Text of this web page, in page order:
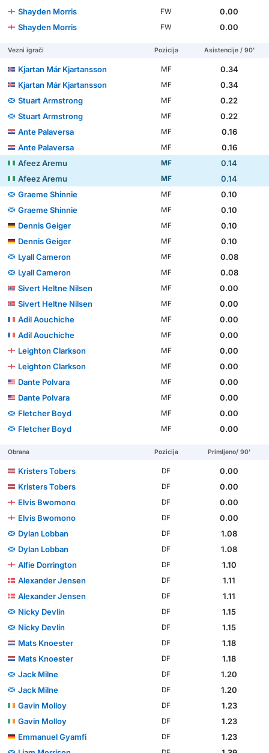
Shayden Morris
FW
0.00
Shayden Morris
FW 0.00
Vezni igrači Pozicija Asistencije / 90'
Kjartan Már Kjartansson MF
0.34
Kjartan Már Kjartansson
MF
0.34
Stuart Armstrong
MF
0.22
Stuart Armstrong
MF
0.22
Ante Palaversa
MF
0.16
Ante Palaversa
MF
0.16
Afeez Aremu
MF
0.14
Afeez Aremu
MF
0.14
Graeme Shinnie
MF
0.10
Graeme Shinnie
MF
0.10
Dennis Geiger
MF
0.10
Dennis Geiger
MF
0.10
Lyall Cameron
MF
0.08
Lyall Cameron
MF
0.08
Sivert Heltne Nilsen
MF
0.00
Sivert Heltne Nilsen
MF
0.00
Adil Aouchiche
MF
0.00
Adil Aouchiche
MF
0.00
Leighton Clarkson
MF
0.00
Leighton Clarkson
MF
0.00
Dante Polvara
MF
0.00
Dante Polvara
MF
0.00
Fletcher Boyd
MF
0.00
Fletcher Boyd
MF 0.00
Obrana Pozicija Primljeno/ 90'
Kristers Tobers DF
0.00
Kristers Tobers
DF
0.00
Elvis Bwomono
DF
0.00
Elvis Bwomono
DF
0.00
Dylan Lobban
DF
1.08
Dylan Lobban
DF
1.08
Alfie Dorrington
DF
1.10
Alexander Jensen
DF
1.11
Alexander Jensen
DF
1.11
Nicky Devlin
DF
1.15
Nicky Devlin
DF
1.15
Mats Knoester
DF
1.18
Mats Knoester
DF
1.18
Jack Milne
DF
1.20
Jack Milne
DF
1.20
Gavin Molloy
DF
1.23
Gavin Molloy
DF
1.23
Emmanuel Gyamfi
DF
1.23